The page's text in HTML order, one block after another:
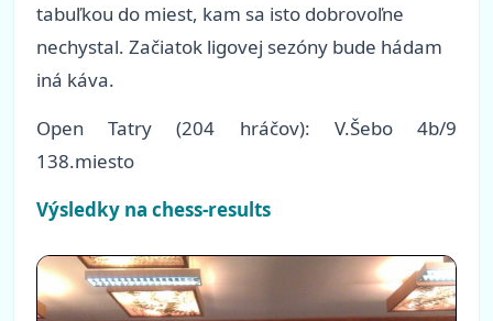
tabuľkou do miest, kam sa isto dobrovoľne
nechystal. Začiatok ligovej sezóny bude hádam
iná káva.
Open Tatry (204 hráčov): V.Šebo 4b/9
138.miesto
Výsledky na chess-results